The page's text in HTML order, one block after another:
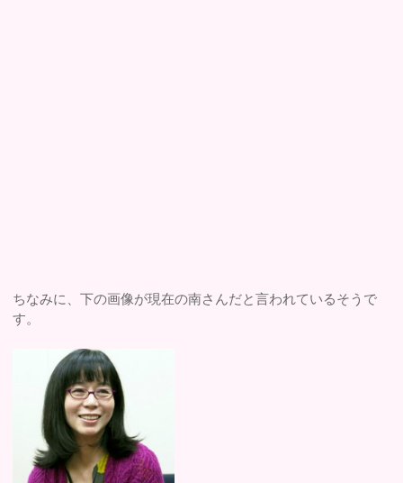
ちなみに、下の画像が現在の南さんだと言われているそうで
す。